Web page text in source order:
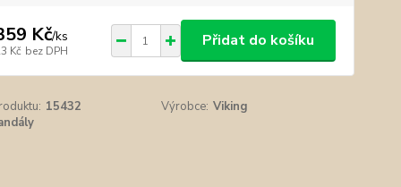
Kč/ks
Kč bez DPH
Přidat do košíku
15432 Výrobce: Viking